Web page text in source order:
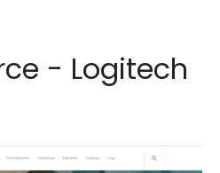
- Logitech